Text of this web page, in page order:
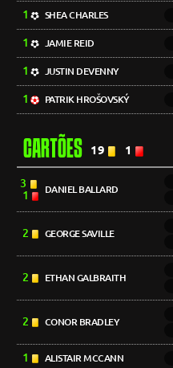
1 SHEA CHARLES
1 JAMIE REID
1 JUSTIN DEVENNY
1 PATRIK HROŠOVSKÝ
CARTÕES 19 1
3
1
DANIEL BALLARD
2 GEORGE SAVILLE
2 ETHAN GALBRAITH
2 CONOR BRADLEY
1 ALISTAIR MCCANN